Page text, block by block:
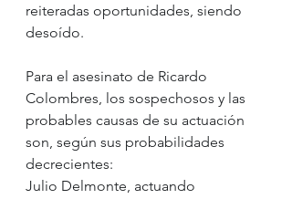
reiteradas oportunidades, siendo
desoído.
Para el asesinato de Ricardo
Colombres, los sospechosos y las
probables causas de su actuación
son, según sus probabilidades
decrecientes:
Julio Delmonte, actuando